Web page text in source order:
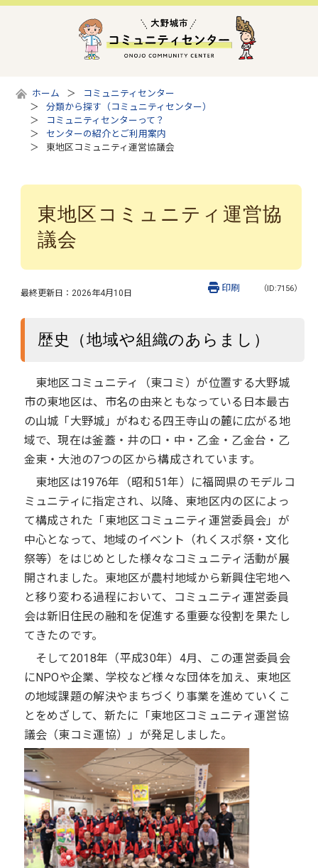
ホーム
コミュニティセンター
分類から探す（コミュニティセンター）
コミュニティセンターって？
センターの紹介とご利用案内
東地区コミュニティ運営協議会
東地区コミュニティ運営協
議会
最終更新日： 2026年4月10日 （ID:7156）
印刷
歴史（地域や組織のあらまし）
東地区コミュニティ（東コミ）が位置する大野城
市の東地区は、市名の由来ともなっている日本最古
の山城「大野城」がねむる四王寺山の麓に広がる地
域で、現在は釜蓋・井の口・中・乙金・乙金台・乙
金東・大池の7つの区から構成されています。
東地区は1976年（昭和51年）に福岡県のモデルコ
ミュニティに指定され、以降、東地区内の区によっ
て構成された「東地区コミュニティ運営委員会」が
中心となって、地域のイベント（れくスポ祭・文化
祭等）をはじめとした様々なコミュニティ活動が展
開されました。東地区が農村地域から新興住宅地へ
と移り変わる過程において、コミュニティ運営委員
会は新旧住民の融和を促進する重要な役割を果たし
てきたのです。
そして2018年（平成30年）4月、この運営委員会
にNPOや企業、学校など様々な団体を加え、東地区
の地域課題の解決やまちづくり事業を進めていくこ
とをめざして、新たに「東地区コミュニティ運営協
議会（東コミ運協）」が発足しました。